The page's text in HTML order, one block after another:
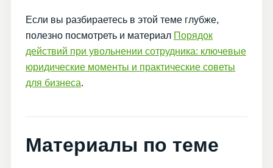
Если вы разбираетесь в этой теме глубже,
полезно посмотреть и материал Порядок
действий при увольнении сотрудника: ключевые
юридические моменты и практические советы
для бизнеса.
Материалы по теме